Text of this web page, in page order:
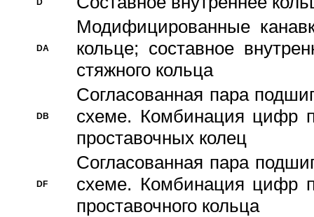
D
DA
Модифицированные
кольце; составное
стяжного кольца
DB
Согласованная пара
схеме. Комбинация цифр
проставочных колец
DF
Согласованная пара
схеме. Комбинация цифр
проставочного кольца